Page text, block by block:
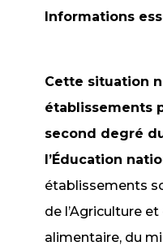
Informations
Cette situation
établissements
second degré
l’Éducation
établissements
de l’Agriculture
alimentaire, du